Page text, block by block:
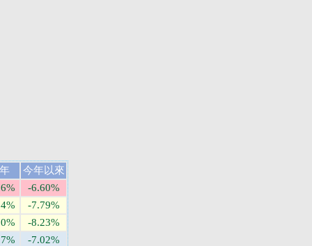
今年以來
-6.60%
-7.79%
-8.23%
-7.02%